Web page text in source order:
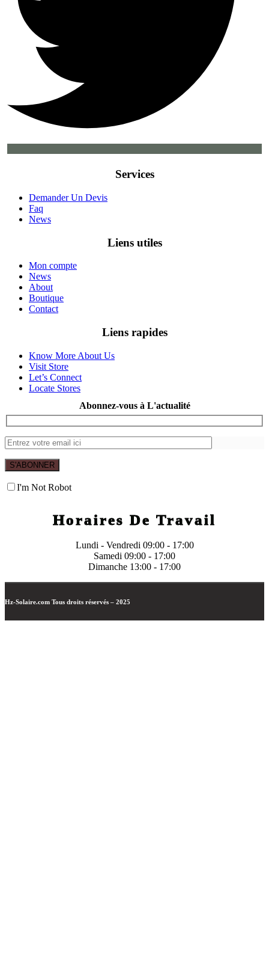
Services
Demander Un Devis
Faq
News
Liens utiles
Mon compte
News
About
Boutique
Contact
Liens rapides
Know More About Us
Visit Store
Let’s Connect
Locate Stores
Abonnez-vous à L'actualité
S'ABONNER
I'm Not Robot
Horaires De Travail
Lundi - Vendredi 09:00 - 17:00
Samedi 09:00 - 17:00
Dimanche 13:00 - 17:00
Hz-Solaire.com Tous droits réservés – 2025